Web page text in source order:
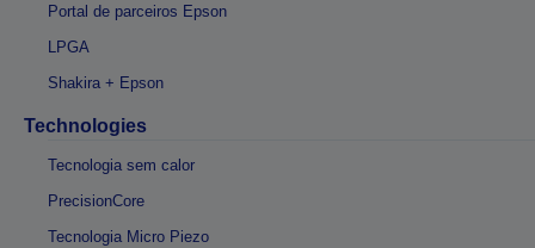
Portal de parceiros Epson
LPGA
Shakira + Epson
Technologies
Tecnologia sem calor
PrecisionCore
Tecnologia Micro Piezo